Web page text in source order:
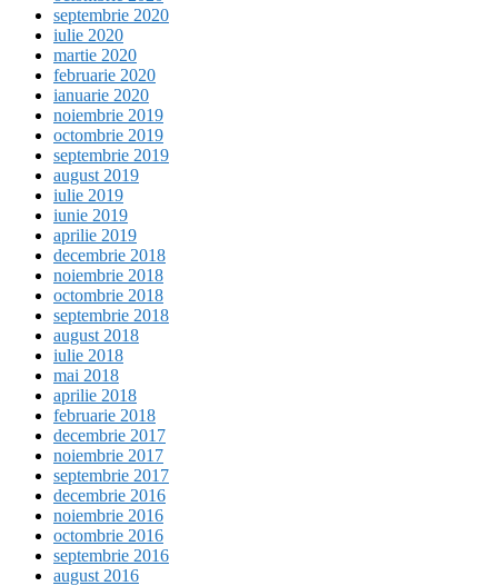
septembrie 2020
iulie 2020
martie 2020
februarie 2020
ianuarie 2020
noiembrie 2019
octombrie 2019
septembrie 2019
august 2019
iulie 2019
iunie 2019
aprilie 2019
decembrie 2018
noiembrie 2018
octombrie 2018
septembrie 2018
august 2018
iulie 2018
mai 2018
aprilie 2018
februarie 2018
decembrie 2017
noiembrie 2017
septembrie 2017
decembrie 2016
noiembrie 2016
octombrie 2016
septembrie 2016
august 2016